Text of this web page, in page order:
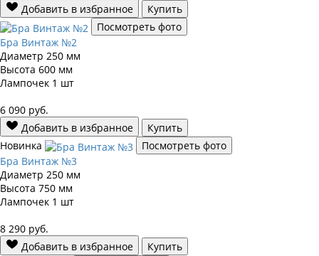
Добавить в избранное
Купить
Посмотреть фото
Бра Винтаж №2
Диаметр 250 мм
Высота 600 мм
Лампочек 1 шт
6 090 руб.
Добавить в избранное
Купить
Новинка
Посмотреть фото
Бра Винтаж №3
Диаметр 250 мм
Высота 750 мм
Лампочек 1 шт
8 290 руб.
Добавить в избранное
Купить